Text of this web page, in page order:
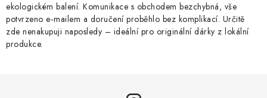
ekologickém balení. Komunikace s obchodem bezchybná, vše
potvrzeno e‑mailem a doručení proběhlo bez komplikací. Určitě
zde nenakupuji naposledy – ideální pro originální dárky z lokální
produkce.